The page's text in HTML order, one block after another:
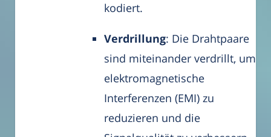
kodiert.
Verdrillung: Die Drahtpaare
sind miteinander verdrillt, um
elektromagnetische
Interferenzen (EMI) zu
reduzieren und die